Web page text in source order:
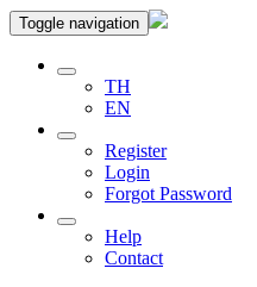
Toggle navigation
TH
EN
Register
Login
Forgot Password
Help
Contact